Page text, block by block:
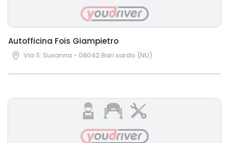
Autofficina Fois Giampietro
Via S. Susanna - 08042 Bari sardo (NU)